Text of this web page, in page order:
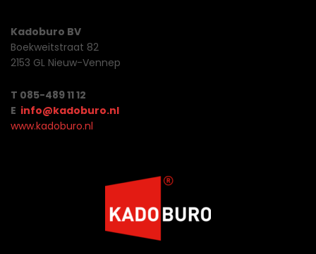
Kadoburo BV
Boekweitstraat 82
2153 GL Nieuw-Vennep
T 085-489 11 12
E info@kadoburo.nl
www.kadoburo.nl